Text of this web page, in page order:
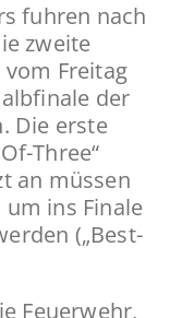
fuhren nach
zweite
vom Freitag
der
Die erste
Three“
an müssen
ins Finale
(„Best-
Feuerwehr,